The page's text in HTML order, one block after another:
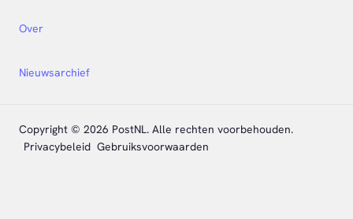
Nieuwsarchief
Over
Copyright © 2026 PostNL. Alle rechten voorbehouden.
Privacybeleid Gebruiksvoorwaarden